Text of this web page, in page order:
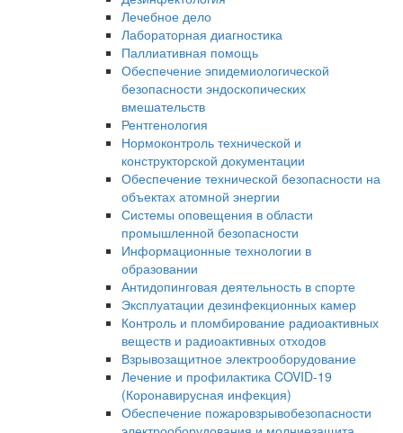
Лечебное дело
Лабораторная диагностика
Паллиативная помощь
Обеспечение эпидемиологической
безопасности эндоскопических
вмешательств
Рентгенология
Нормоконтроль технической и
конструкторской документации
Обеспечение технической безопасности на
объектах атомной энергии
Системы оповещения в области
промышленной безопасности
Информационные технологии в
образовании
Антидопинговая деятельность в спорте
Эксплуатации дезинфекционных камер
Контроль и пломбирование радиоактивных
веществ и радиоактивных отходов
Взрывозащитное электрооборудование
Лечение и профилактика COVID-19
(Коронавирусная инфекция)
Обеспечение пожаровзрывобезопасности